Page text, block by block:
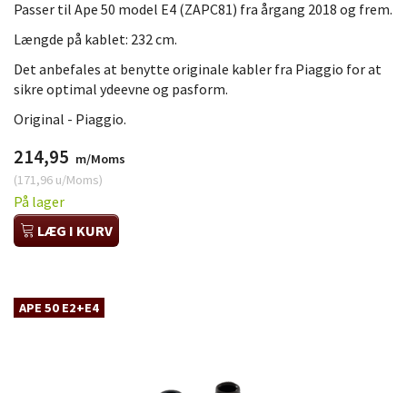
Passer til Ape 50 model E4 (ZAPC81) fra årgang 2018 og frem.
Længde på kablet: 232 cm.
Det anbefales at benytte originale kabler fra Piaggio for at
sikre optimal ydeevne og pasform.
Original - Piaggio.
214,95 m/Moms
(171,96 u/Moms)
På lager
LÆG I KURV
APE 50 E2+E4